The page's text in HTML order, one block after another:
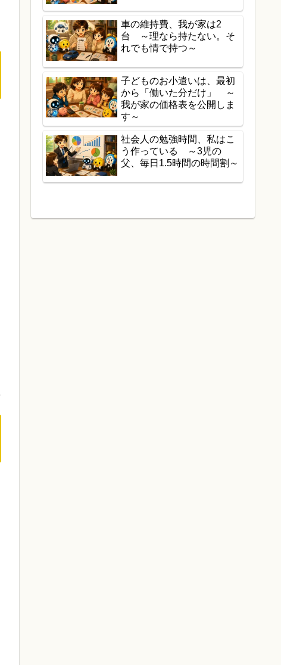
車の維持費、我が家は2
台 ～理なら持たない。そ
れでも情で持つ～
子どものお小遣いは、最初
から「働いた分だけ」 ～
我が家の価格表を公開しま
す～
社会人の勉強時間、私はこ
う作っている ～3児の
父、毎日1.5時間の時間割～